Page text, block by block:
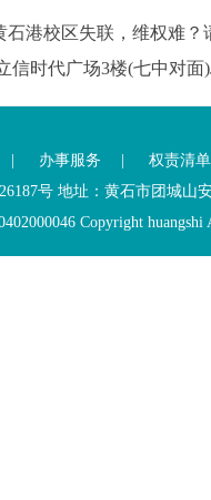
石港校区失联，维权难？
信时代广场3楼(七中对
办事服务
权责清单
号 地址：黄石市团城山
Copyright huangshi